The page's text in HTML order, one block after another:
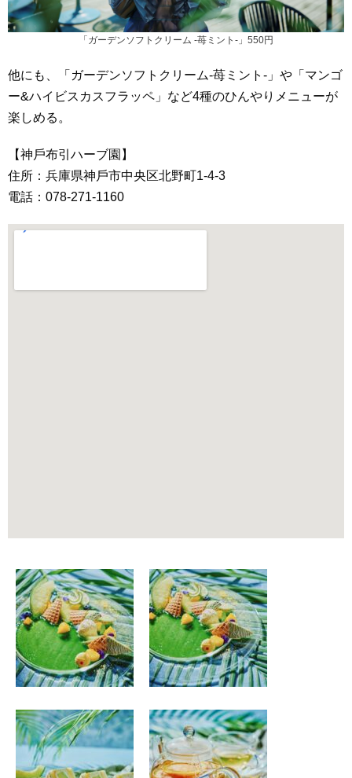
「ガーデンソフトクリーム -苺ミント-」550円
他にも、「ガーデンソフトクリーム-苺ミント-」や「マンゴ
ー&ハイビスカスフラッペ」など4種のひんやりメニューが
楽しめる。
【神⼾布引ハーブ園】
住所：兵庫県神⼾市中央区北野町1-4-3
電話：078-271-1160